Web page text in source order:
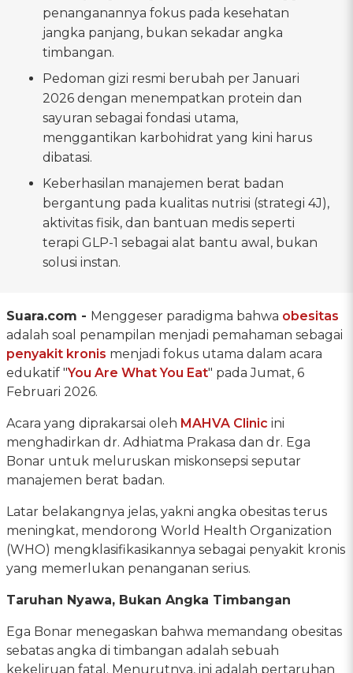
penanganannya fokus pada kesehatan
jangka panjang, bukan sekadar angka
timbangan.
Pedoman gizi resmi berubah per Januari
2026 dengan menempatkan protein dan
sayuran sebagai fondasi utama,
menggantikan karbohidrat yang kini harus
dibatasi.
Keberhasilan manajemen berat badan
bergantung pada kualitas nutrisi (strategi 4J),
aktivitas fisik, dan bantuan medis seperti
terapi GLP-1 sebagai alat bantu awal, bukan
solusi instan.
Suara.com - Menggeser paradigma bahwa obesitas
adalah soal penampilan menjadi pemahaman sebagai
penyakit kronis menjadi fokus utama dalam acara
edukatif "You Are What You Eat" pada Jumat, 6
Februari 2026.
Acara yang diprakarsai oleh MAHVA Clinic ini
menghadirkan dr. Adhiatma Prakasa dan dr. Ega
Bonar untuk meluruskan miskonsepsi seputar
manajemen berat badan.
Latar belakangnya jelas, yakni angka obesitas terus
meningkat, mendorong World Health Organization
(WHO) mengklasifikasikannya sebagai penyakit kronis
yang memerlukan penanganan serius.
Taruhan Nyawa, Bukan Angka Timbangan
Ega Bonar menegaskan bahwa memandang obesitas
sebatas angka di timbangan adalah sebuah
kekeliruan fatal. Menurutnya, ini adalah pertaruhan